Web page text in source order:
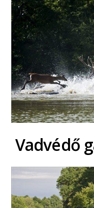
Vadvédő